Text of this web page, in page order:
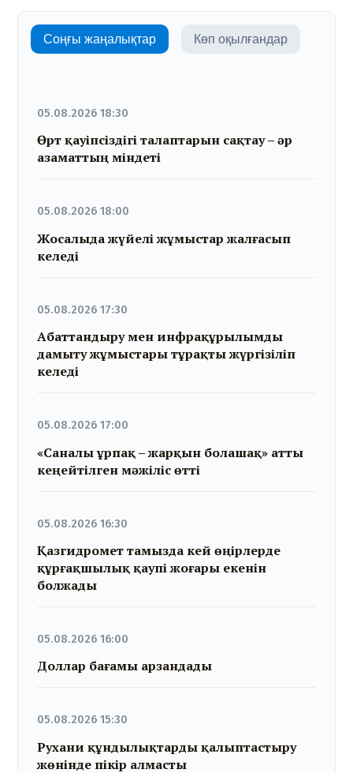
Соңғы жаңалықтар Көп оқылғандар
05.08.2026 18:30
Өрт қауіпсіздігі талаптарын сақтау – әр
азаматтың міндеті
05.08.2026 18:00
Жосалыда жүйелі жұмыстар жалғасып
келеді
05.08.2026 17:30
Абаттандыру мен инфрақұрылымды
дамыту жұмыстары тұрақты жүргізіліп
келеді
05.08.2026 17:00
«Саналы ұрпақ – жарқын болашақ» атты
кеңейтілген мәжіліс өтті
05.08.2026 16:30
Қазгидромет тамызда кей өңірлерде
құрғақшылық қаупі жоғары екенін
болжады
05.08.2026 16:00
Доллар бағамы арзандады
05.08.2026 15:30
Рухани құндылықтарды қалыптастыру
жөнінде пікір алмасты